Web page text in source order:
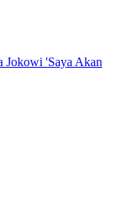
Jokowi 'Saya Akan